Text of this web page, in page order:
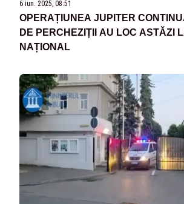
6 iun. 2025, 08:51
OPERAȚIUNEA JUPITER
DE PERCHEZIȚII AU LOC ASTĂZI
NAȚIONAL